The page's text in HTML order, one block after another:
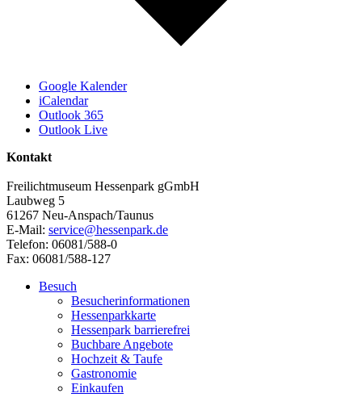
Google Kalender
iCalendar
Outlook 365
Outlook Live
Kontakt
Freilichtmuseum Hessenpark gGmbH
Laubweg 5
61267 Neu-Anspach/Taunus
E-Mail: service@hessenpark.de
Telefon: 06081/588-0
Fax: 06081/588-127
Besuch
Besucherinformationen
Hessenparkkarte
Hessenpark barrierefrei
Buchbare Angebote
Hochzeit & Taufe
Gastronomie
Einkaufen